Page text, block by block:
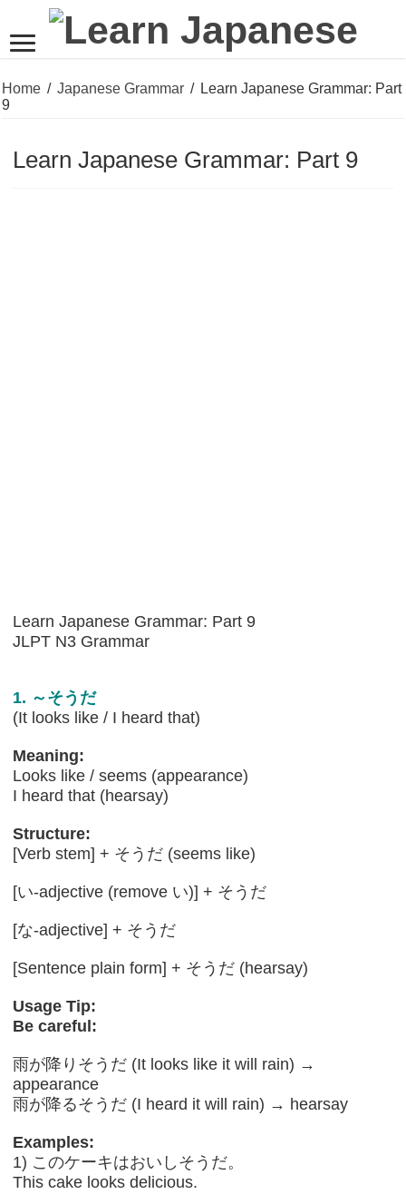
Home / Japanese Grammar / Learn Japanese Grammar: Part
9
Learn Japanese Grammar: Part 9
Learn Japanese Grammar: Part 9
JLPT N3 Grammar
1. ～そうだ
(It looks like / I heard that)
Meaning:
Looks like / seems (appearance)
I heard that (hearsay)
Structure:
[Verb stem] + そうだ (seems like)
[い-adjective (remove い)] + そうだ
[な-adjective] + そうだ
[Sentence plain form] + そうだ (hearsay)
Usage Tip:
Be careful:
雨が降りそうだ (It looks like it will rain) →
appearance
雨が降るそうだ (I heard it will rain) → hearsay
Examples:
1) このケーキはおいしそうだ。
This cake looks delicious.